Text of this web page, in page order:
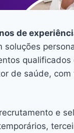
de
soluções
qualificados
de saúde, com
e